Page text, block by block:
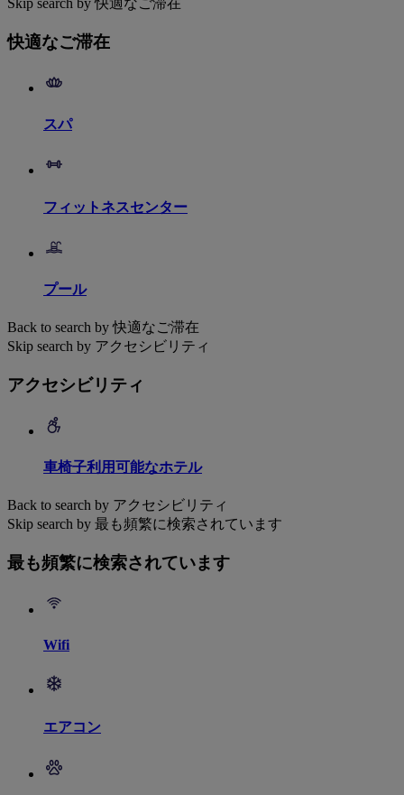
Skip search by 快適なご滞在
快適なご滞在
スパ
フィットネスセンター
プール
Back to search by 快適なご滞在
Skip search by アクセシビリティ
アクセシビリティ
車椅子利用可能なホテル
Back to search by アクセシビリティ
Skip search by 最も頻繁に検索されています
最も頻繁に検索されています
Wifi
エアコン